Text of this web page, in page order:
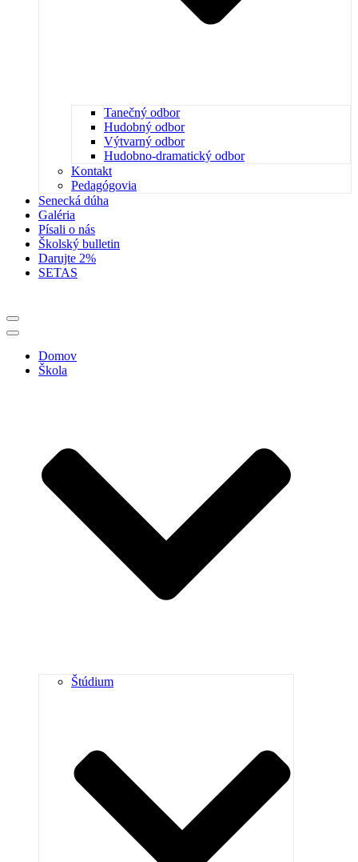
Tanečný odbor
Hudobný odbor
Výtvarný odbor
Hudobno-dramatický odbor
Kontakt
Pedagógovia
Senecká dúha
Galéria
Písali o nás
Školský bulletin
Darujte 2%
SETAS
Menu
navigácie
Menu
navigácieDomov
Škola
Štúdium